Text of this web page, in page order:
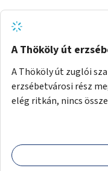
sok gyerekkel
iskola, óvoda a
fényvisszaverős
ötletet.
A Thököly út
A Thököly út zuglói
erzsébetvárosi rész
elég ritkán, nincs
szükség.